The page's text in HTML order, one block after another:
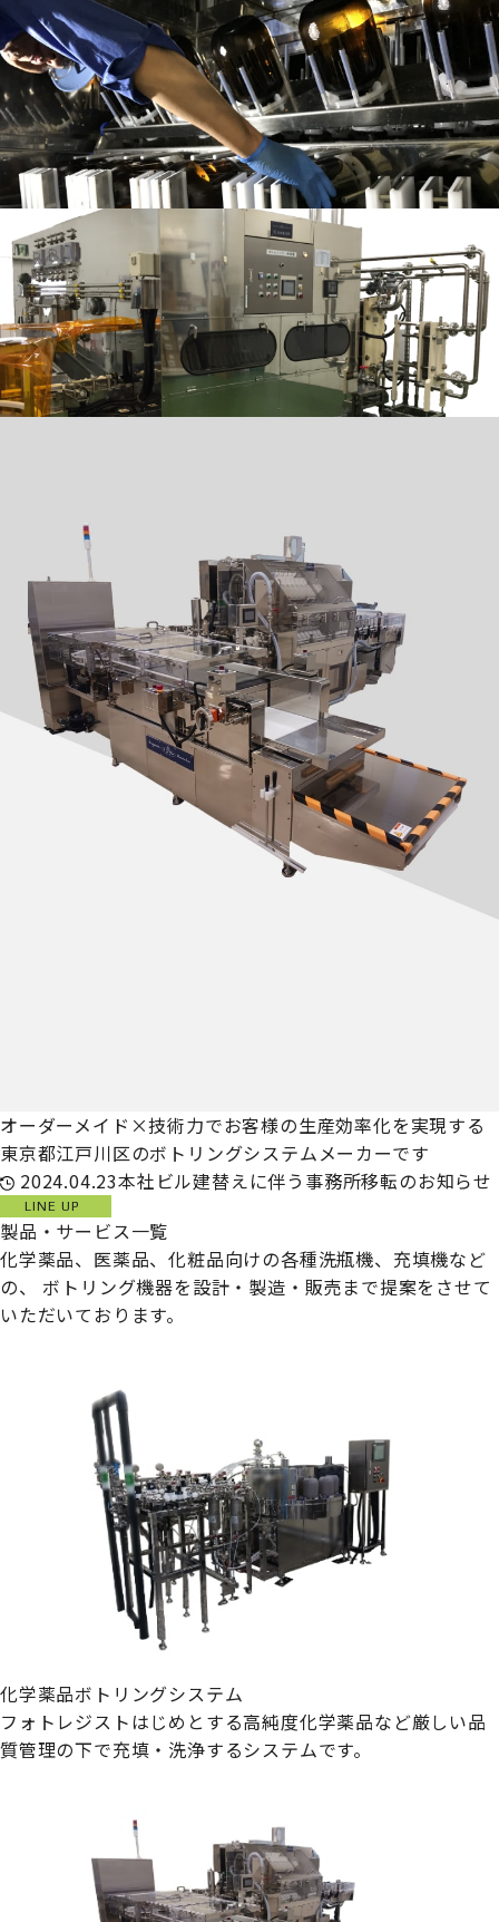
オーダーメイド×技術力でお客様の生産効率化を実現する
東京都江戸川区のボトリングシステムメーカーです
2024.04.23本社ビル建替えに伴う事務所移転のお知らせ
LINE UP
製品・サービス一覧
化学薬品、医薬品、化粧品向けの各種洗瓶機、充填機など
の、
ボトリング機器を設計・製造・販売まで提案をさせて
いただいております。
化学薬品ボトリングシステム
フォトレジストはじめとする高純度化学薬品など厳しい品
質管理の下で充填・洗浄するシステムです。